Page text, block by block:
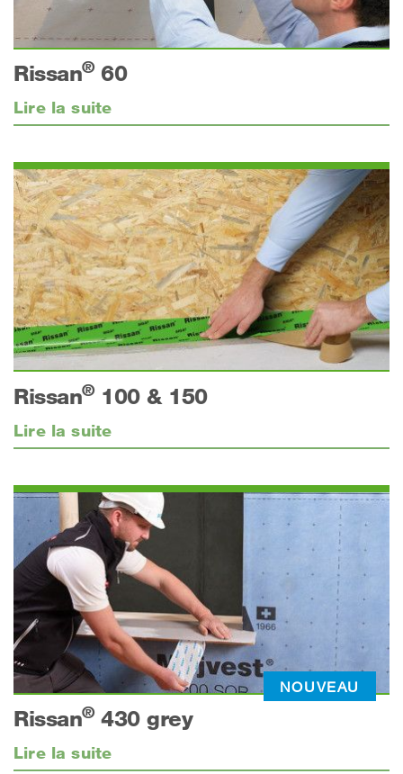
Rissan®60
Lire la suite
Rissan®100 & 150
Lire la suite
NOUVEAU
Rissan®430 grey
Lire la suite